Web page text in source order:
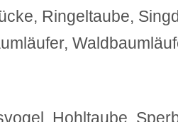
Ringeltaube,
Hohltaube,